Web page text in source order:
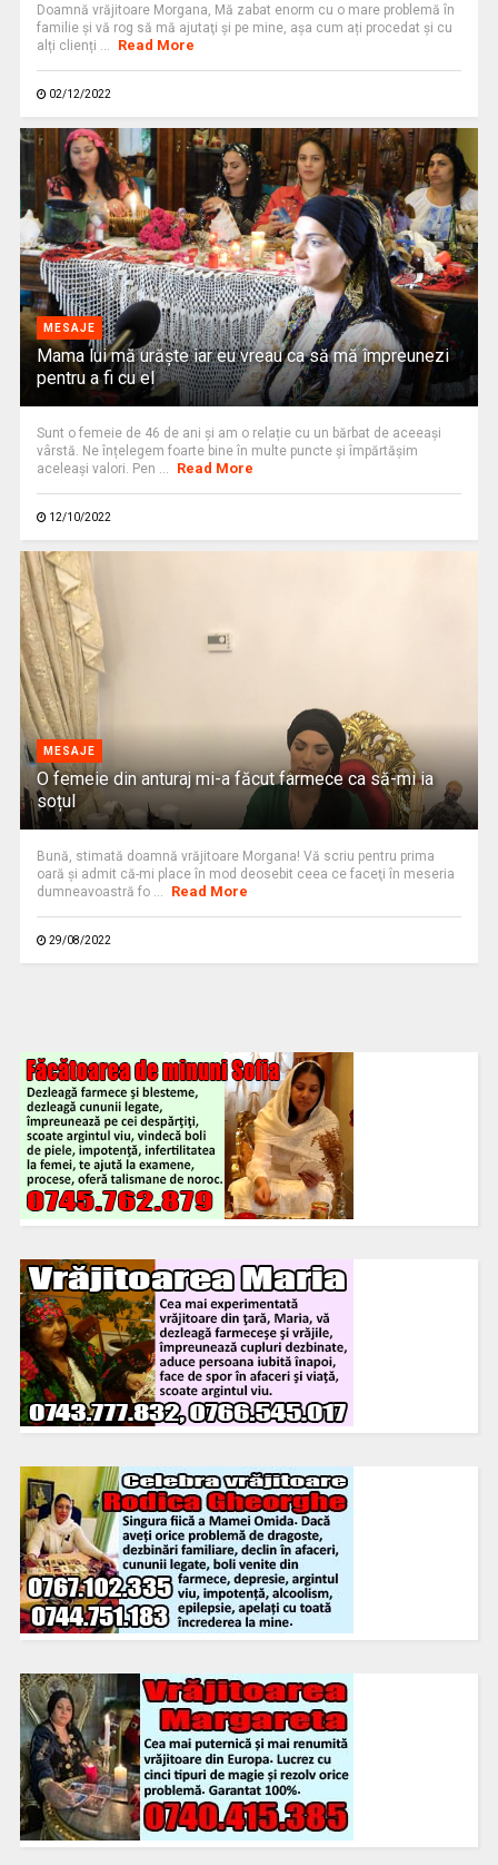
Doamnă vrăjitoare Morgana, Mă zabat enorm cu o mare problemă în
familie şi vă rog să mă ajutaţi şi pe mine, așa cum ați procedat și cu
alți clienți ...
Read More
02/12/2022
MESAJE
Mama lui mă urăște iar eu vreau ca să mă împreunezi
pentru a fi cu el
Sunt o femeie de 46 de ani și am o relație cu un bărbat de aceeași
vârstă. Ne înțelegem foarte bine în multe puncte și împărtășim
aceleași valori. Pen ...
Read More
12/10/2022
MESAJE
O femeie din anturaj mi-a făcut farmece ca să-mi ia
soțul
Bună, stimată doamnă vrăjitoare Morgana! Vă scriu pentru prima
oară şi admit că-mi place în mod deosebit ceea ce faceţi în meseria
dumneavoastră fo ...
Read More
29/08/2022